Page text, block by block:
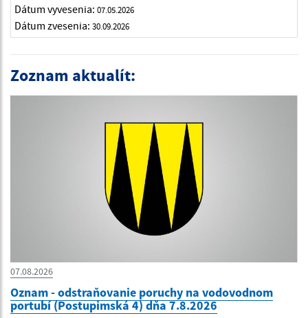
Dátum vyvesenia: 07.05.2026
Dátum zvesenia: 30.09.2026
Zoznam aktualít:
07.08.2026
Oznam - odstraňovanie poruchy na vodovodnom
portubí (Postupimská 4) dňa 7.8.2026